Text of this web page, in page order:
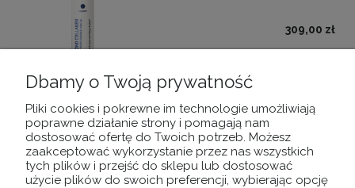
309,00 zł
POMOC
Dbamy o Twoją prywatność
Pliki cookies i pokrewne im technologie umożliwiają
poprawne działanie strony i pomagają nam
dostosować ofertę do Twoich potrzeb. Możesz
zaakceptować wykorzystanie przez nas wszystkich
tych plików i przejść do sklepu lub dostosować
użycie plików do swoich preferencji, wybierając opcję